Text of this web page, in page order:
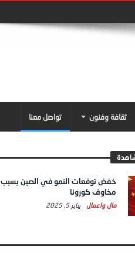
ثقافة وفنون تواصل معنا
خفض توقعات النمو في الصين بسبب
مخاوف كورونا
مال واعمال يناير 5, 2025